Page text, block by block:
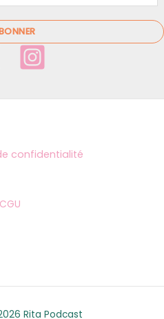
confidentialité
CGU
Rita Podcast